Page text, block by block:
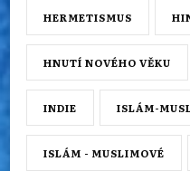
HERMETISMUS
HNUTÍ NOVÉHO VĚKU
INDIE ISLÁM-
ISLÁM - MUSLIMOVÉ